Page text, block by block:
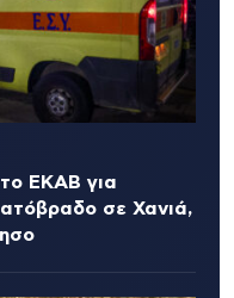
ΕΚΑΒ για
σε Χανιά,